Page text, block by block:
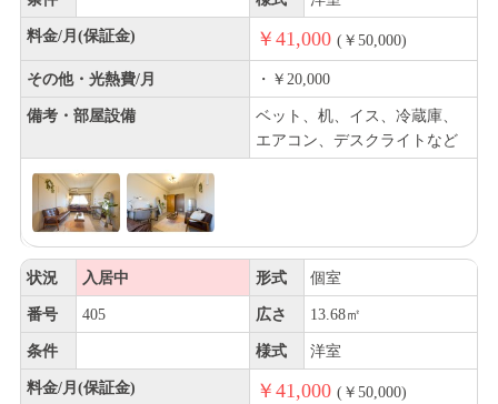
料金/月(保証金) ￥41,000 (￥50,000)
その他・光熱費/月 ・￥20,000
備考・部屋設備
ベット、机、イス、冷蔵庫、
エアコン、デスクライトなど
状況 入居中 形式 個室
番号 405 広さ 13.68㎡
条件 様式 洋室
料金/月(保証金) ￥41,000 (￥50,000)